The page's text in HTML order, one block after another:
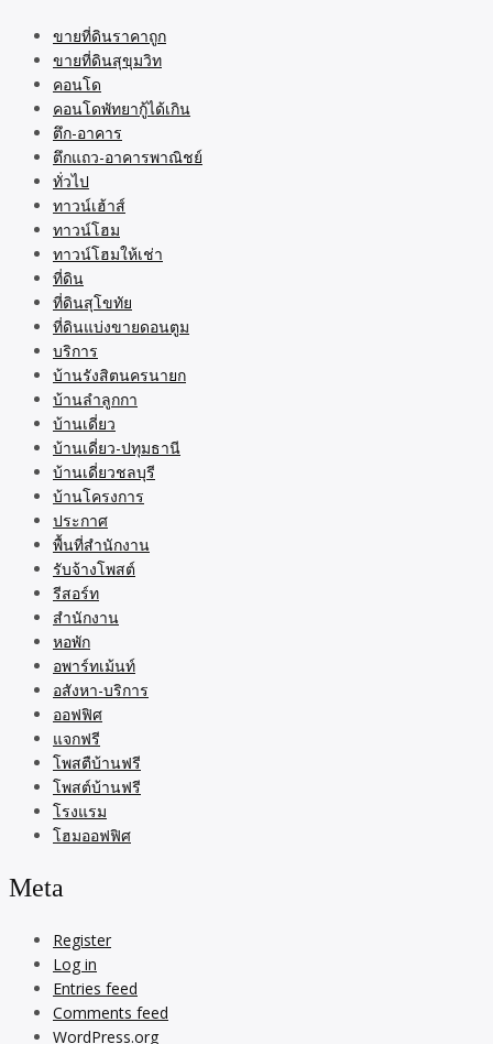
ขายที่ดินราคาถูก
ขายที่ดินสุขุมวิท
คอนโด
คอนโดพัทยากู้ได้เกิน
ตึก-อาคาร
ตึกแถว-อาคารพาณิชย์
ทั่วไป
ทาวน์เฮ้าส์
ทาวน์โฮม
ทาวน์โฮมให้เช่า
ที่ดิน
ที่ดินสุโขทัย
ที่ดินแบ่งขายดอนตูม
บริการ
บ้านรังสิตนครนายก
บ้านลำลูกกา
บ้านเดี่ยว
บ้านเดี่ยว-ปทุมธานี
บ้านเดี่ยวชลบุรี
บ้านโครงการ
ประกาศ
พื้นที่สำนักงาน
รับจ้างโพสต์
รีสอร์ท
สำนักงาน
หอพัก
อพาร์ทเม้นท์
อสังหา-บริการ
ออฟฟิศ
แจกฟรี
โพสตืบ้านฟรี
โพสต์บ้านฟรี
โรงแรม
โฮมออฟฟิศ
Meta
Register
Log in
Entries feed
Comments feed
WordPress.org